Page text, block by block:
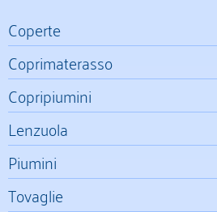
Coperte
Coprimaterasso
Copripiumini
Lenzuola
Piumini
Tovaglie